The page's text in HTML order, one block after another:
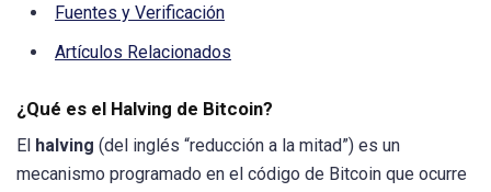
Fuentes y Verificación
Artículos Relacionados
¿Qué es el Halving de Bitcoin?
El halving (del inglés “reducción a la mitad”) es un
mecanismo programado en el código de Bitcoin que ocurre